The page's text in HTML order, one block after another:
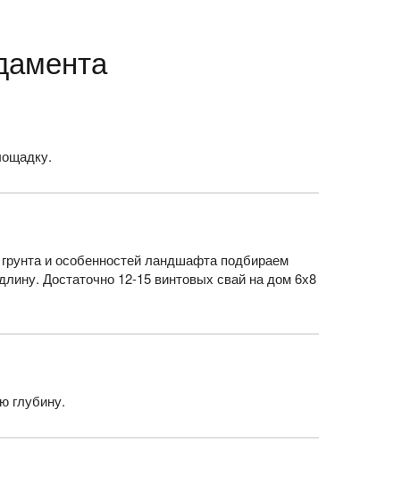
и особенностей ландшафта подбираем
Достаточно 12-15 винтовых свай на дом 6х8
глубину.